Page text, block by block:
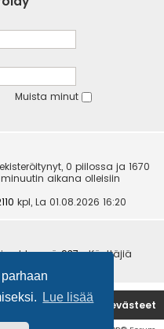
Lue lisää
Muista minut
0 piilossa ja 1670
aikana olleisiin
kpl, La 01.08.2026 16:20
yhteensä937• Käyttäjiä
Poista evästeet